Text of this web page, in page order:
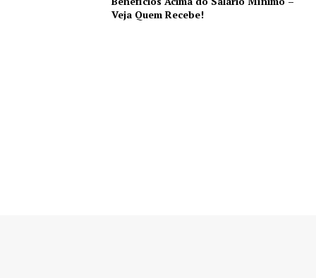
Veja Quem Recebe!